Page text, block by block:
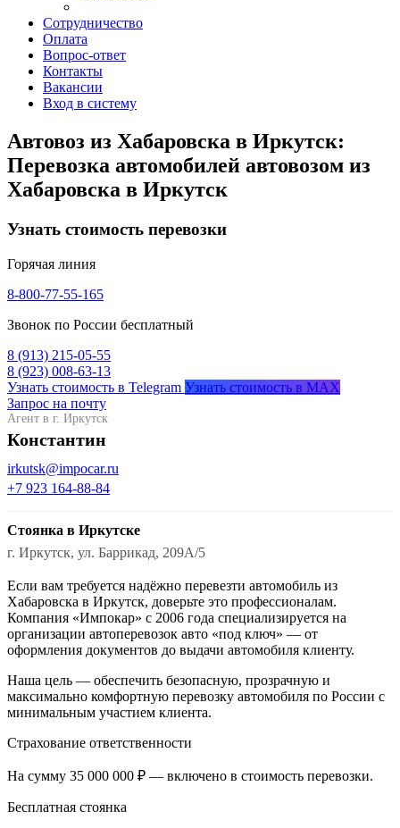
Сотрудничество
Оплата
Вопрос-ответ
Контакты
Вакансии
Вход в систему
Автовоз из Хабаровска в Иркутск:
Перевозка автомобилей автовозом из
Хабаровска в Иркутск
Узнать стоимость перевозки
Горячая линия
8-800-77-55-165
Звонок по России бесплатный
8 (913) 215-05-55
8 (923) 008-63-13
Узнать стоимость в Telegram Узнать стоимость в MAX
Запрос на почту
Агент в г. Иркутск
Константин
irkutsk@impocar.ru
+7 923 164-88-84
Стоянка в Иркутске
г. Иркутск, ул. Баррикад, 209А/5
Если вам требуется надёжно перевезти автомобиль из
Хабаровска в Иркутск, доверьте это профессионалам.
Компания «Импокар» с 2006 года специализируется на
организации автоперевозок авто «под ключ» — от
оформления документов до выдачи автомобиля клиенту.
Наша цель — обеспечить безопасную, прозрачную и
максимально комфортную перевозку автомобиля по России с
минимальным участием клиента.
Страхование ответственности
На сумму 35 000 000 ₽ — включено в стоимость перевозки.
Бесплатная стоянка